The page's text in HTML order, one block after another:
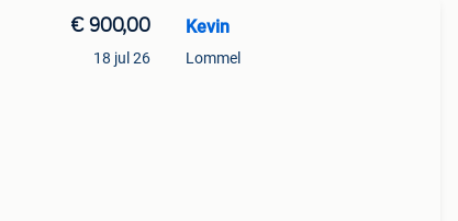
€ 900,00
18 jul 26
Kevin
Lommel